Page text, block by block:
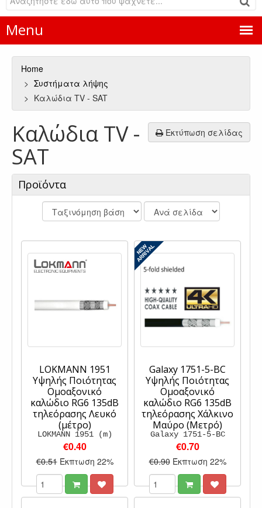
Menu
Home
Συστήματα λήψης
Καλώδια TV - SAT
Εκτύπωση σελίδας
Καλώδια TV -
SAT
Προϊόντα
LOKMANN 1951
Υψηλής Ποιότητας
Ομοαξονικό
καλώδιο RG6 135dB
τηλεόρασης Λευκό
(μέτρο)
LOKMANN 1951 (m)
€0.40
€0.51 Έκπτωση 22%
Galaxy 1751-5-BC
Υψηλής Ποιότητας
Ομοαξονικό
καλώδιο RG6 135dB
τηλεόρασης Χάλκινο
Μαύρο (Μετρό)
Galaxy 1751-5-BC
€0.70
€0.90 Έκπτωση 22%